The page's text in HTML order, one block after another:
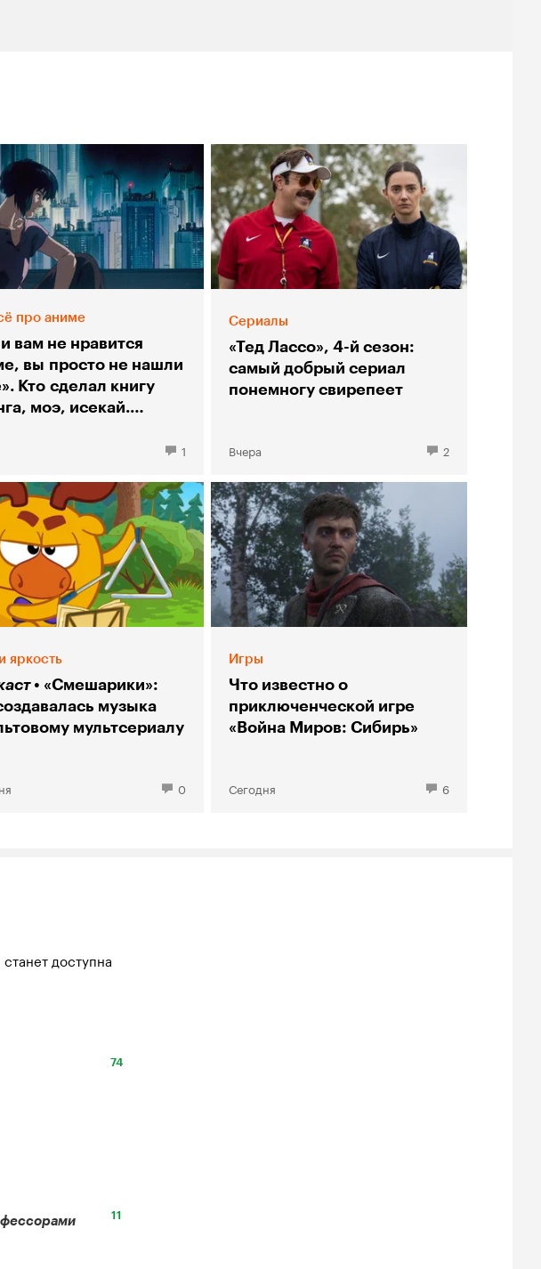
про аниме
вам не нравится
вы просто не нашли
Кто сделал книгу
моэ, исекай.
1
Сериалы
«Тед Лассо», 4-й сезон:
самый добрый сериал
понемногу свирепеет
Вчера 2
яркость
«Смешарики»:
музыка
мультсериалу
0
Игры
Что известно о
приключенческой игре
«Война Миров: Сибирь»
Сегодня 6
доступна
74
11